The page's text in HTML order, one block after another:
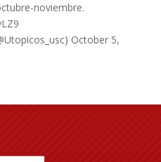
noviembre.
October 5,